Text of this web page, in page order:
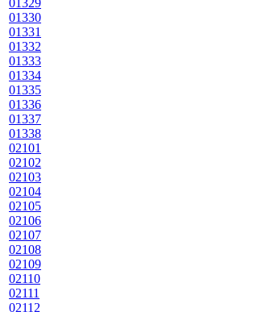
01329
01330
01331
01332
01333
01334
01335
01336
01337
01338
02101
02102
02103
02104
02105
02106
02107
02108
02109
02110
02111
02112